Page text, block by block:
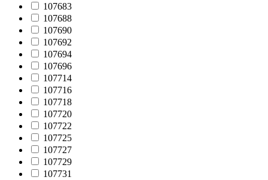
107683
107688
107690
107692
107694
107696
107714
107716
107718
107720
107722
107725
107727
107729
107731